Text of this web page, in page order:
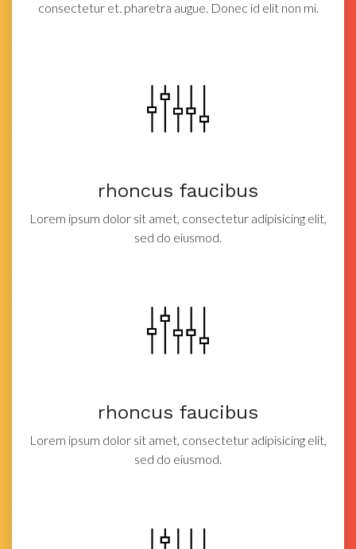
consectetur et. pharetra augue. Donec id elit non mi.
rhoncus faucibus
Lorem ipsum dolor sit amet, consectetur adipisicing elit,
sed do eiusmod.
rhoncus faucibus
Lorem ipsum dolor sit amet, consectetur adipisicing elit,
sed do eiusmod.